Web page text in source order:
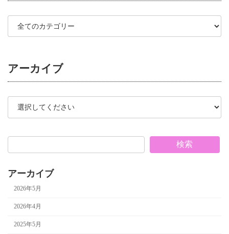
アーカイブ
検索
アーカイブ
2026年5月
2026年4月
2025年5月